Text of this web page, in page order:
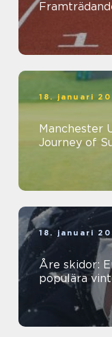
18. januari
Manchester
Journey of
18. januari
Åre skidor:
populära